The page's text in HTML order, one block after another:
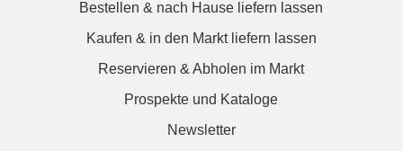
Bestellen & nach Hause liefern lassen
Kaufen & in den Markt liefern lassen
Reservieren & Abholen im Markt
Prospekte und Kataloge
Newsletter